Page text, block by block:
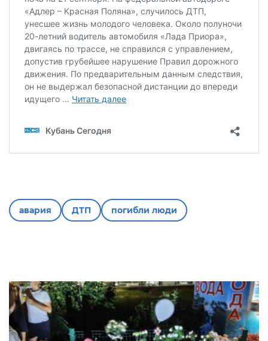
авария ДТП погибли люди